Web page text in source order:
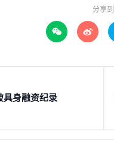
分享到
 
身融资纪录